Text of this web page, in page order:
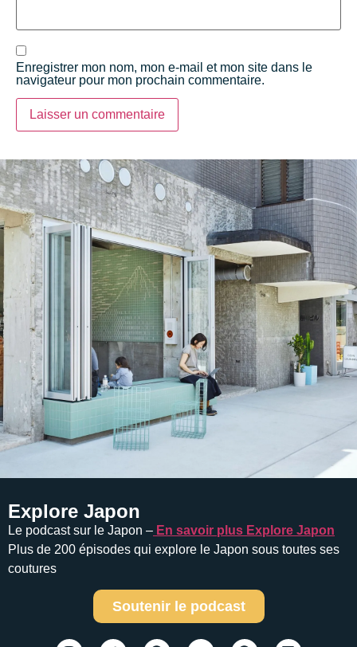
Enregistrer mon nom, mon e-mail et mon site dans le
navigateur pour mon prochain commentaire.
Explore Japon
Le podcast sur le Japon – En savoir plus Explore Japon
Plus de 200 épisodes qui explore le Japon sous toutes ses
coutures
Soutenir le podcast